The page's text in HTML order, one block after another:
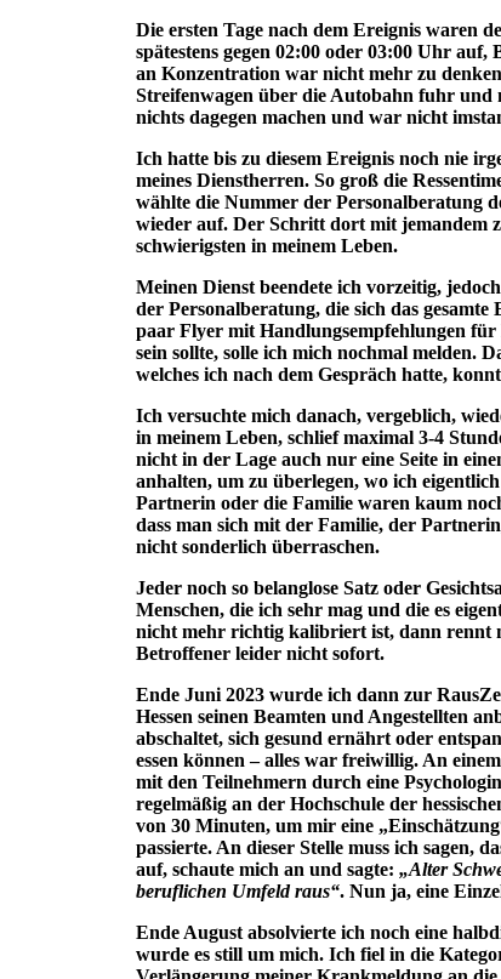
Die ersten Tage nach dem Ereignis waren
spätestens gegen 02:00 oder 03:00 Uhr
an Konzentration war nicht mehr zu
Streifenwagen über die Autobahn fuhr und
nichts dagegen machen und war nicht
Ich hatte bis zu diesem Ereignis noch nie
meines Dienstherren. So groß die
wählte die Nummer der Personalberatung
wieder auf. Der Schritt dort mit jemandem
schwierigsten in meinem Leben.
Meinen Dienst beendete ich vorzeitig,
der Personalberatung, die sich das
paar Flyer mit Handlungsempfehlungen für
sein sollte, solle ich mich nochmal melden.
welches ich nach dem Gespräch hatte,
Ich versuchte mich danach, vergeblich,
in meinem Leben, schlief maximal 3-4
nicht in der Lage auch nur eine Seite in
anhalten, um zu überlegen, wo ich
Partnerin oder die Familie waren kaum
dass man sich mit der Familie, der
nicht sonderlich überraschen.
Jeder noch so belanglose Satz oder
Menschen, die ich sehr mag und die es
nicht mehr richtig kalibriert ist, dann rennt
Betroffener leider nicht sofort.
Ende Juni 2023 wurde ich dann zur
Hessen seinen Beamten und Angestellten
abschaltet, sich gesund ernährt oder
essen können – alles war freiwillig. An
mit den Teilnehmern durch eine
regelmäßig an der Hochschule der
von 30 Minuten, um mir eine
passierte. An dieser Stelle muss ich sagen,
auf, schaute mich an und sagte: „Alter
beruflichen Umfeld raus“. Nun ja, eine
Ende August absolvierte ich noch eine
wurde es still um mich. Ich fiel in die